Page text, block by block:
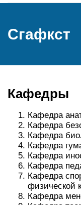
Сгафкст
Кафедры
Кафедра
Кафедра
Кафедра
Кафедра
Кафедра
Кафедра
Кафедра
физической
Кафедра